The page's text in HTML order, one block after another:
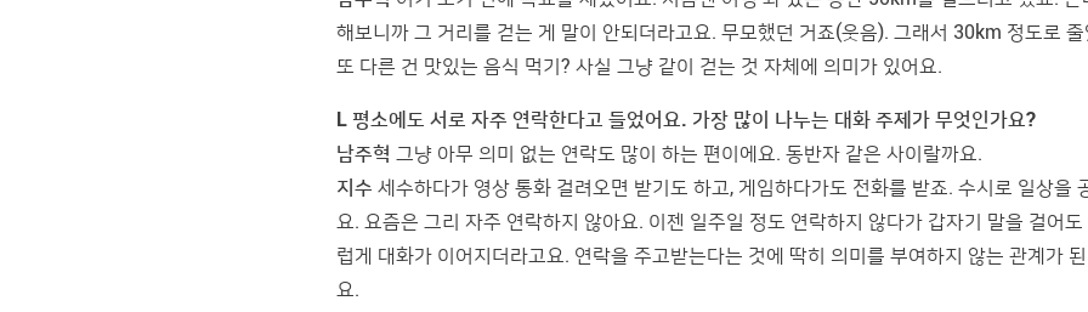
해보니까 그 거리를 걷는 게 말이 안되더라고요. 무모했던 거죠(웃음). 그래서 30km 정도로 줄
또 다른 건 맛있는 음식 먹기? 사실 그냥 같이 걷는 것 자체에 의미가 있어요.
L 평소에도 서로 자주 연락한다고 들었어요. 가장 많이 나누는 대화 주제가 무엇인가요?
남주혁 그냥 아무 의미 없는 연락도 많이 하는 편이에요. 동반자 같은 사이랄까요.
지수 세수하다가 영상 통화 걸려오면 받기도 하고, 게임하다가도 전화를 받죠. 수시로 일상을
요. 요즘은 그리 자주 연락하지 않아요. 이젠 일주일 정도 연락하지 않다가 갑자기 말을 걸어도
럽게 대화가 이어지더라고요. 연락을 주고받는다는 것에 딱히 의미를 부여하지 않는 관계가
요.